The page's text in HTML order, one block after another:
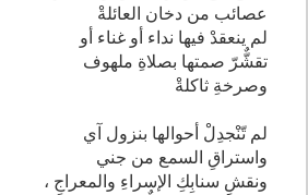
عصائب من دخان العائلةْ
لم ينعقدْ فيها نداء أو غناء أو
تقشٌّرّ صمتها بصلاةِ ملهوف
وصرخةِ ثاكلةْ
لم تّنْجدِلْ أحوالها بنزول آي
واستراقِ السمع من جني
ونقشِ سنابِكِ الإسراءِ والمعراجِ ،